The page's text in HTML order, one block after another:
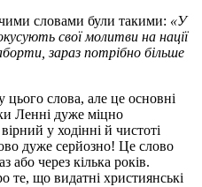
словами були такими: «У
свої молитви на нації
зараз потрібно більше
слова, але це основні
Ленні дуже міцно
у ходінні й чистоті
дуже серйозно! Це слово
або через кілька років.
що видатні християнські